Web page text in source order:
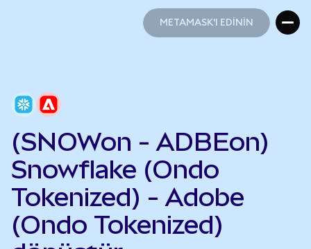
METAMASK'I EDİNİN
(SNOWon - ADBEon)
Snowflake (Ondo
Tokenized) - Adobe
(Ondo Tokenized)